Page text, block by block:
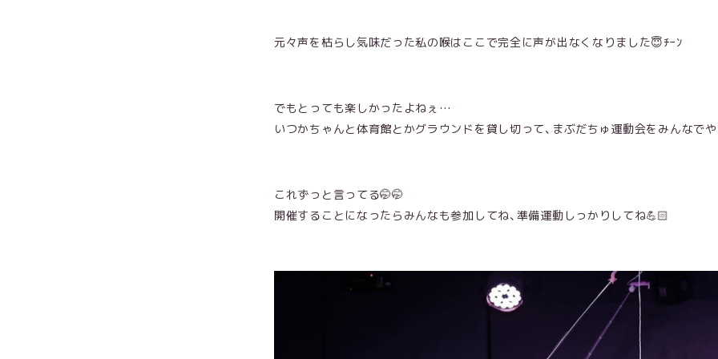
元々声を枯らし気味だった私の喉はここで完全に声が出なくなりました😇ﾁｰﾝ
でもとっても楽しかったよねぇ…
いつかちゃんと体育館とかグラウンドを貸し切って、まぶだちゅ運動会をみんなでや
これずっと言ってる🤭🤭
開催することになったらみんなも参加してね、準備運動しっかりしてね💪🏻